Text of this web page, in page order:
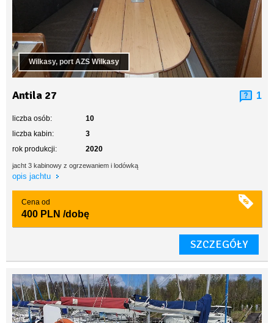
Wilkasy, port AZS Wilkasy
Antila 27 1
liczba osób:
10
liczba kabin:
3
rok produkcji:
2020
jacht 3 kabinowy z ogrzewaniem i lodówką
opis jachtu
Cena od
400 PLN /dobę
SZCZEGÓŁY